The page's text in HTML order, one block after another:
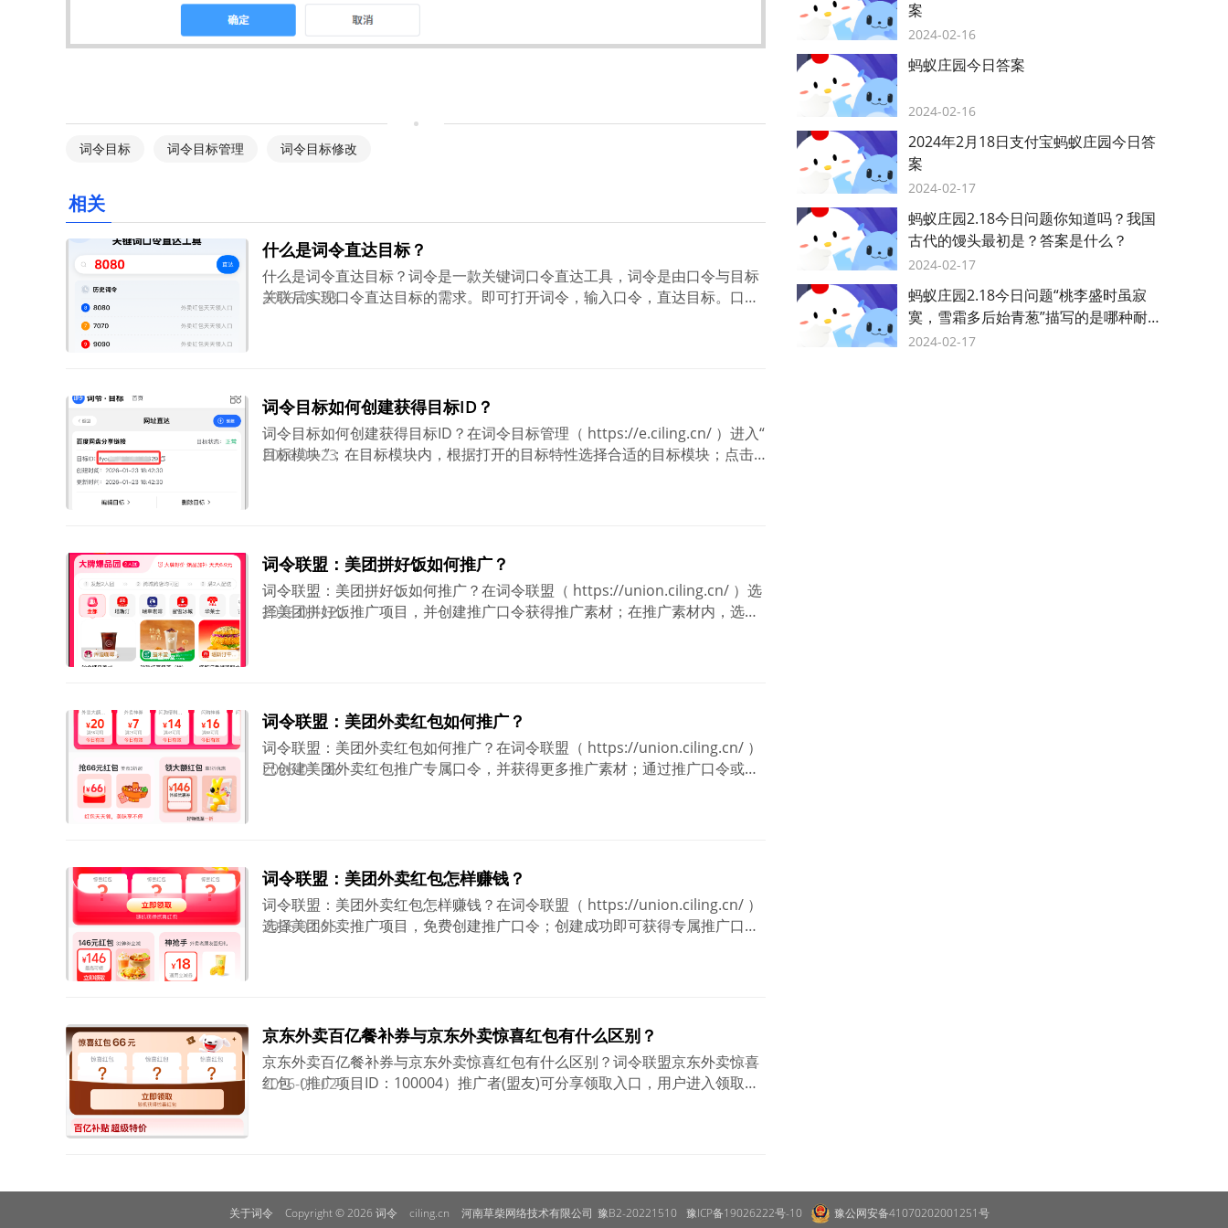
词令目标 词令目标管理 词令目标修改
相关
什么是词令直达目标？
什么是词令直达目标？词令是一款关键词口令直达工具，词令是由口令与目标
关联后实现口令直达目标的需求。即可打开词令，输入口令，直达目标。口令
标ID完成关联。
2026-01-23
词令目标如何创建获得目标ID？
词令目标如何创建获得目标ID？在词令目标管理（ https://e.ciling.cn/ ）进入“
目标模块 ”；在目标模块内，根据打开的目标特性选择合适的目标模块；点击
2026-01-23
词令联盟：美团拼好饭如何推广？
词令联盟：美团拼好饭如何推广？在词令联盟（ https://union.ciling.cn/ ）选
择美团拼好饭推广项目，并创建推广口令获得推广素材；在推广素材内，选择
2026-01-12
词令联盟：美团外卖红包如何推广？
词令联盟：美团外卖红包如何推广？在词令联盟（ https://union.ciling.cn/ ）
已创建美团外卖红包推广专属口令，并获得更多推广素材；通过推广口令或推
2026-01-06
词令联盟：美团外卖红包怎样赚钱？
词令联盟：美团外卖红包怎样赚钱？在词令联盟（ https://union.ciling.cn/ ）
选择美团外卖推广项目，免费创建推广口令；创建成功即可获得专属推广口令
2026-01-06
京东外卖百亿餐补券与京东外卖惊喜红包有什么区别？
京东外卖百亿餐补券与京东外卖惊喜红包有什么区别？词令联盟京东外卖惊喜
红包（推广项目ID：100004）推广者(盟友)可分享领取入口，用户进入领取京
2026-01-02
案
2024-02-16
蚂蚁庄园今日答案
2024-02-16
2024年2月18日支付宝蚂蚁庄园今日答
案
2024-02-17
蚂蚁庄园2.18今日问题你知道吗？我国
古代的馒头最初是？答案是什么？
2024-02-17
蚂蚁庄园2.18今日问题“桃李盛时虽寂
寞，雪霜多后始青葱”描写的是哪种耐寒
植物？答案是什么？
2024-02-17
关于词令 Copyright © 2026 词令 ciling.cn 河南草柴网络技术有限公司 豫B2-20221510 豫ICP备19026222号-10 豫公网安备41070202001251号